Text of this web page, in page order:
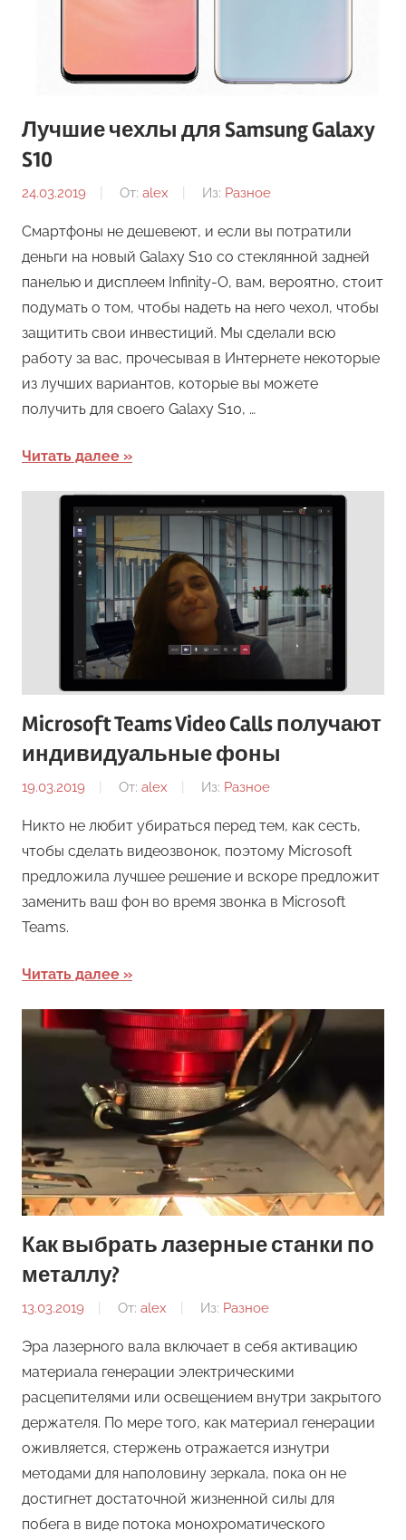
Лучшие чехлы для Samsung Galaxy
S10
24.03.2019 От: alex Из: Разное
Смартфоны не дешевеют, и если вы потратили
деньги на новый Galaxy S10 со стеклянной задней
панелью и дисплеем Infinity-O, вам, вероятно, стоит
подумать о том, чтобы надеть на него чехол, чтобы
защитить свои инвестиций. Мы сделали всю
работу за вас, прочесывая в Интернете некоторые
из лучших вариантов, которые вы можете
получить для своего Galaxy S10, …
Читать далее
Microsoft Teams Video Calls получают
индивидуальные фоны
19.03.2019 От: alex Из: Разное
Никто не любит убираться перед тем, как сесть,
чтобы сделать видеозвонок, поэтому Microsoft
предложила лучшее решение и вскоре предложит
заменить ваш фон во время звонка в Microsoft
Teams.
Читать далее
Как выбрать лазерные станки по
металлу?
13.03.2019 От: alex Из: Разное
Эра лазерного вала включает в себя активацию
материала генерации электрическими
расцепителями или освещением внутри закрытого
держателя. По мере того, как материал генерации
оживляется, стержень отражается изнутри
методами для наполовину зеркала, пока он не
достигнет достаточной жизненной силы для
побега в виде потока монохроматического